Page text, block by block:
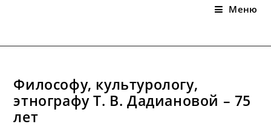
Меню
Философу, культурологу,
этнографу Т. В. Дадиановой – 75
лет